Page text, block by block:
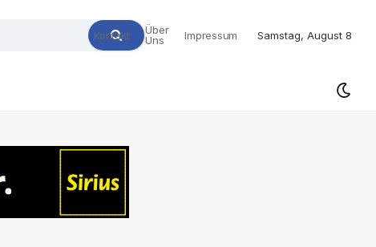
Kontakt
Über
Uns
Impressum Samstag, August 8